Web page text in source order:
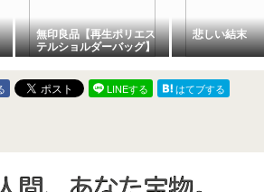
無印良品【再生ポリエス
テルショルダーバッグ】
丈夫で丁度よいサイズ！
価格は手頃
悲しい結末
LINEする
はてブする